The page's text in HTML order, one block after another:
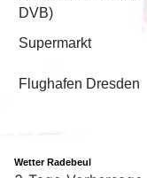
DVB)
Supermarkt
Flughafen Dresden
Wetter Radebeul